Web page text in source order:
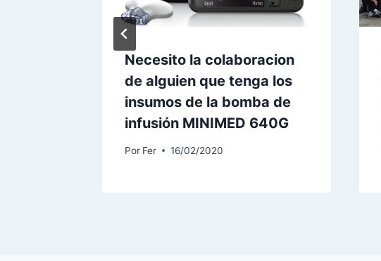
Necesito la colaboracion
de alguien que tenga los
insumos de la bomba de
infusión MINIMED 640G
Por Fer 16/02/2020